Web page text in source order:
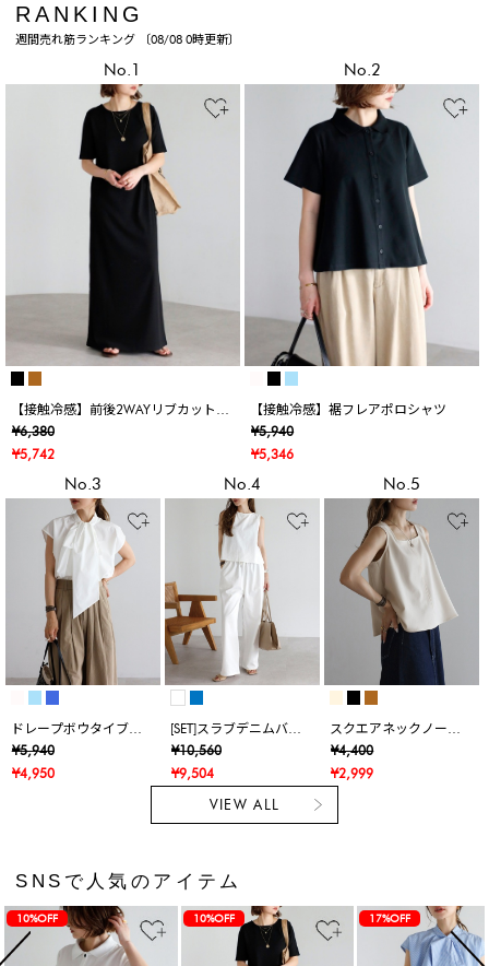
RANKING
週間売れ筋ランキング 〔08/08 0時更新〕
No.1
【接触冷感】前後2WAYリブカットワ
ンピース
¥6,380
¥5,742
No.2
【接触冷感】裾フレアポロシャツ
¥5,940
¥5,346
No.3
ドレープボウタイブラ
ウス
¥5,940
¥4,950
No.4
[SET]スラブデニムバッ
クオープンタンクトッ
プ×スラブデニムイージ
ーパンツ
¥10,560
¥9,504
No.5
スクエアネックノース
リブラウス
¥4,400
¥2,999
VIEW ALL
SNSで人気のアイテム
10%OFF 10%OFF 17%OFF